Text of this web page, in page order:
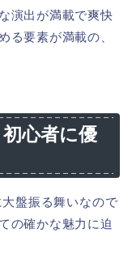
演出が満載で爽快
る要素が満載の、
初心者に優
盤振る舞いなので
の確かな魅力に迫